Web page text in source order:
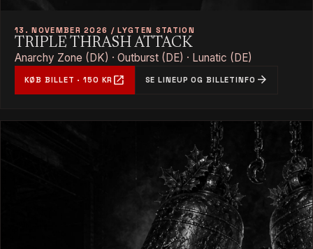
13. NOVEMBER 2026 / LYGTEN STATION
TRIPLE THRASH ATTACK
Anarchy Zone (DK) · Outburst (DE) · Lunatic (DE)
KØB BILLET · 150 KR open_in_new SE LINEUP OG BILLETINFO arrow_forward